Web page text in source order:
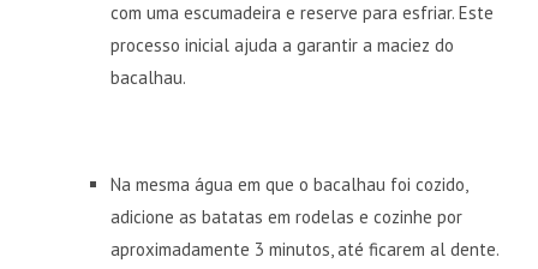
com uma escumadeira e reserve para esfriar. Este
processo inicial ajuda a garantir a maciez do
bacalhau.
Na mesma água em que o bacalhau foi cozido,
adicione as batatas em rodelas e cozinhe por
aproximadamente 3 minutos, até ficarem al dente.